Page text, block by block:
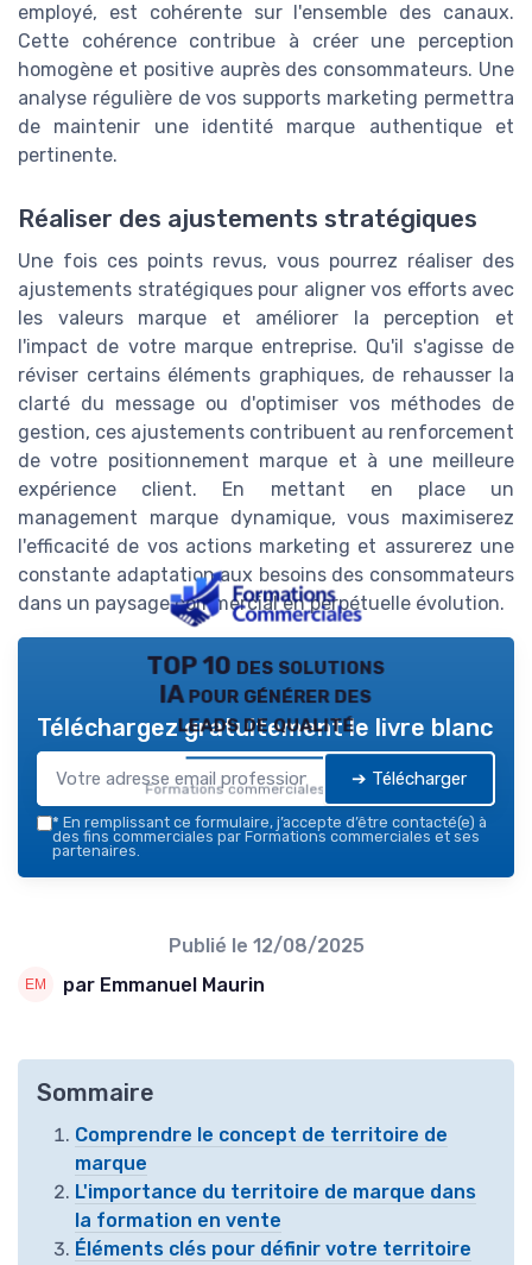
employé, est cohérente sur l'ensemble des canaux.
Cette cohérence contribue à créer une perception
homogène et positive auprès des consommateurs. Une
analyse régulière de vos supports marketing permettra
de maintenir une identité marque authentique et
pertinente.
Réaliser des ajustements stratégiques
Une fois ces points revus, vous pourrez réaliser des
ajustements stratégiques pour aligner vos efforts avec
les valeurs marque et améliorer la perception et
l'impact de votre marque entreprise. Qu'il s'agisse de
réviser certains éléments graphiques, de rehausser la
clarté du message ou d'optimiser vos méthodes de
gestion, ces ajustements contribuent au renforcement
de votre positionnement marque et à une meilleure
expérience client. En mettant en place un
management marque dynamique, vous maximiserez
l'efficacité de vos actions marketing et assurerez une
constante adaptation aux besoins des consommateurs
dans un paysage commercial en perpétuelle évolution.
TOP 10 des solutions
IA pour générer des
leads de qualité
Formations commerciales — 2026
Téléchargez gratuitement le livre blanc
➔ Télécharger
* En remplissant ce formulaire, j’accepte d’être contacté(e) à
des fins commerciales par Formations commerciales et ses
partenaires.
Publié le 12/08/2025
par Emmanuel Maurin
Sommaire
Comprendre le concept de territoire de
marque
L'importance du territoire de marque dans
la formation en vente
Éléments clés pour définir votre territoire